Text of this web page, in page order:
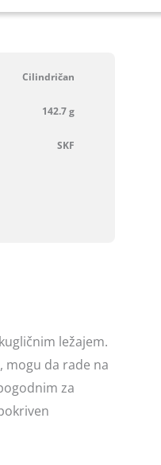
Cilindričan
142.7 g
SKF
ležajem.
mogu da rade na
za